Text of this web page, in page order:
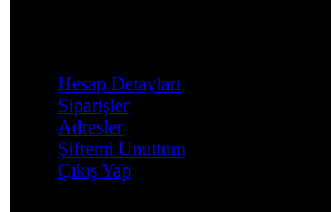
Hesap Detayları
Siparişler
Adresler
Şifremi Unuttum
Çıkış Yap